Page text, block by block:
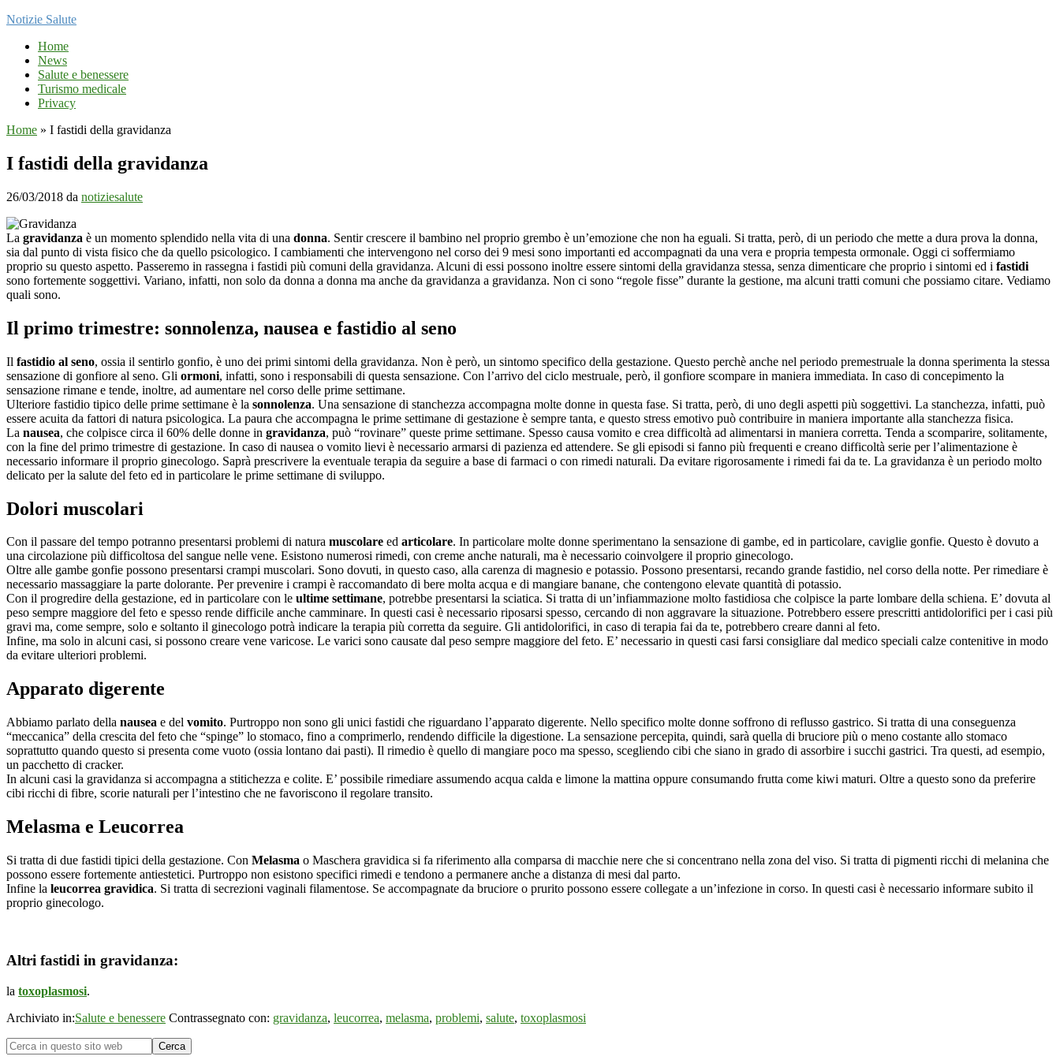
Notizie Salute
Home
News
Salute e benessere
Turismo medicale
Privacy
Home » I fastidi della gravidanza
I fastidi della gravidanza
26/03/2018 da notiziesalute
La gravidanza è un momento splendido nella vita di una donna. Sentir crescere il bambino nel proprio grembo è un’emozione che non ha eguali. Si tratta, però, di un periodo che mette a dura prova la donna,
sia dal punto di vista fisico che da quello psicologico. I cambiamenti che intervengono nel corso dei 9 mesi sono importanti ed accompagnati da una vera e propria tempesta ormonale. Oggi ci soffermiamo
proprio su questo aspetto. Passeremo in rassegna i fastidi più comuni della gravidanza. Alcuni di essi possono inoltre essere sintomi della gravidanza stessa, senza dimenticare che proprio i sintomi ed i fastidi
sono fortemente soggettivi. Variano, infatti, non solo da donna a donna ma anche da gravidanza a gravidanza. Non ci sono “regole fisse” durante la gestione, ma alcuni tratti comuni che possiamo citare. Vediamo
quali sono.
Il primo trimestre: sonnolenza, nausea e fastidio al seno
Il fastidio al seno, ossia il sentirlo gonfio, è uno dei primi sintomi della gravidanza. Non è però, un sintomo specifico della gestazione. Questo perchè anche nel periodo premestruale la donna sperimenta la stessa
sensazione di gonfiore al seno. Gli ormoni, infatti, sono i responsabili di questa sensazione. Con l’arrivo del ciclo mestruale, però, il gonfiore scompare in maniera immediata. In caso di concepimento la
sensazione rimane e tende, inoltre, ad aumentare nel corso delle prime settimane.
Ulteriore fastidio tipico delle prime settimane è la sonnolenza. Una sensazione di stanchezza accompagna molte donne in questa fase. Si tratta, però, di uno degli aspetti più soggettivi. La stanchezza, infatti, può
essere acuita da fattori di natura psicologica. La paura che accompagna le prime settimane di gestazione è sempre tanta, e questo stress emotivo può contribuire in maniera importante alla stanchezza fisica.
La nausea, che colpisce circa il 60% delle donne in gravidanza, può “rovinare” queste prime settimane. Spesso causa vomito e crea difficoltà ad alimentarsi in maniera corretta. Tenda a scomparire, solitamente,
con la fine del primo trimestre di gestazione. In caso di nausea o vomito lievi è necessario armarsi di pazienza ed attendere. Se gli episodi si fanno più frequenti e creano difficoltà serie per l’alimentazione è
necessario informare il proprio ginecologo. Saprà prescrivere la eventuale terapia da seguire a base di farmaci o con rimedi naturali. Da evitare rigorosamente i rimedi fai da te. La gravidanza è un periodo molto
delicato per la salute del feto ed in particolare le prime settimane di sviluppo.
Dolori muscolari
Con il passare del tempo potranno presentarsi problemi di natura muscolare ed articolare. In particolare molte donne sperimentano la sensazione di gambe, ed in particolare, caviglie gonfie. Questo è dovuto a
una circolazione più difficoltosa del sangue nelle vene. Esistono numerosi rimedi, con creme anche naturali, ma è necessario coinvolgere il proprio ginecologo.
Oltre alle gambe gonfie possono presentarsi crampi muscolari. Sono dovuti, in questo caso, alla carenza di magnesio e potassio. Possono presentarsi, recando grande fastidio, nel corso della notte. Per rimediare è
necessario massaggiare la parte dolorante. Per prevenire i crampi è raccomandato di bere molta acqua e di mangiare banane, che contengono elevate quantità di potassio.
Con il progredire della gestazione, ed in particolare con le ultime settimane, potrebbe presentarsi la sciatica. Si tratta di un’infiammazione molto fastidiosa che colpisce la parte lombare della schiena. E’ dovuta al
peso sempre maggiore del feto e spesso rende difficile anche camminare. In questi casi è necessario riposarsi spesso, cercando di non aggravare la situazione. Potrebbero essere prescritti antidolorifici per i casi più
gravi ma, come sempre, solo e soltanto il ginecologo potrà indicare la terapia più corretta da seguire. Gli antidolorifici, in caso di terapia fai da te, potrebbero creare danni al feto.
Infine, ma solo in alcuni casi, si possono creare vene varicose. Le varici sono causate dal peso sempre maggiore del feto. E’ necessario in questi casi farsi consigliare dal medico speciali calze contenitive in modo
da evitare ulteriori problemi.
Apparato digerente
Abbiamo parlato della nausea e del vomito. Purtroppo non sono gli unici fastidi che riguardano l’apparato digerente. Nello specifico molte donne soffrono di reflusso gastrico. Si tratta di una conseguenza
“meccanica” della crescita del feto che “spinge” lo stomaco, fino a comprimerlo, rendendo difficile la digestione. La sensazione percepita, quindi, sarà quella di bruciore più o meno costante allo stomaco
soprattutto quando questo si presenta come vuoto (ossia lontano dai pasti). Il rimedio è quello di mangiare poco ma spesso, scegliendo cibi che siano in grado di assorbire i succhi gastrici. Tra questi, ad esempio,
un pacchetto di cracker.
In alcuni casi la gravidanza si accompagna a stitichezza e colite. E’ possibile rimediare assumendo acqua calda e limone la mattina oppure consumando frutta come kiwi maturi. Oltre a questo sono da preferire
cibi ricchi di fibre, scorie naturali per l’intestino che ne favoriscono il regolare transito.
Melasma e Leucorrea
Si tratta di due fastidi tipici della gestazione. Con Melasma o Maschera gravidica si fa riferimento alla comparsa di macchie nere che si concentrano nella zona del viso. Si tratta di pigmenti ricchi di melanina che
possono essere fortemente antiestetici. Purtroppo non esistono specifici rimedi e tendono a permanere anche a distanza di mesi dal parto.
Infine la leucorrea gravidica. Si tratta di secrezioni vaginali filamentose. Se accompagnate da bruciore o prurito possono essere collegate a un’infezione in corso. In questi casi è necessario informare subito il
proprio ginecologo.
Altri fastidi in gravidanza:
la toxoplasmosi.
Archiviato in:Salute e benessere Contrassegnato con: gravidanza, leucorrea, melasma, problemi, salute, toxoplasmosi